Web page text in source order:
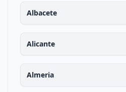
Albacete
Alicante
Almeria